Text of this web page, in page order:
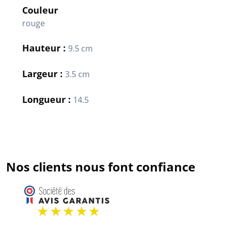
Couleur
rouge
Hauteur : 9.5 cm
Largeur : 3.5 cm
Longueur : 14.5
Nos clients nous font confiance